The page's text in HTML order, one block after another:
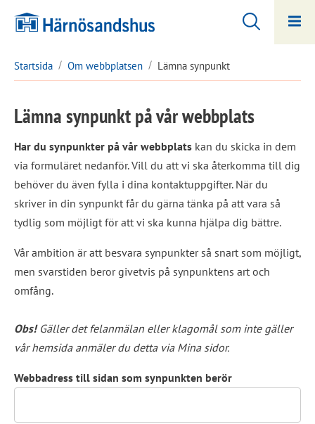
Startsida Om webbplatsen Lämna synpunkt
Lämna synpunkt på vår webbplats
Har du synpunkter på vår webbplats kan du skicka in dem
via formuläret nedanför. Vill du att vi ska återkomma till dig
behöver du även fylla i dina kontaktuppgifter. När du
skriver in din synpunkt får du gärna tänka på att vara så
tydlig som möjligt för att vi ska kunna hjälpa dig bättre.
Vår ambition är att besvara synpunkter så snart som möjligt,
men svarstiden beror givetvis på synpunktens art och
omfång.
Obs! Gäller det felanmälan eller klagomål som inte gäller
vår hemsida anmäler du detta via Mina sidor.
Webbadress till sidan som synpunkten berör